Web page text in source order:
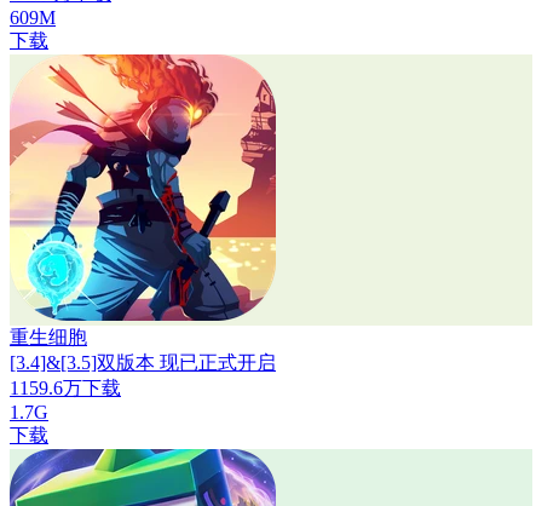
609M
下载
重生细胞
[3.4]&[3.5]双版本 现已正式开启
1159.6万下载
1.7G
下载